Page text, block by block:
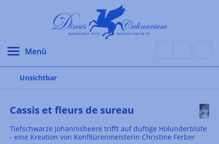
Unsichtbar
Cassis et fleurs de sureau
Tiefschwarze Johannisbeere trifft auf duftige Holunderblüte
- eine Kreation von Konfitürenmeisterin Christine Ferber